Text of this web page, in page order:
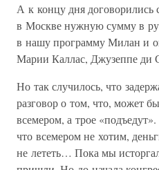
А к концу дня
в Москве нужную сумму в
в нашу программу Милан и
Марии Каллас, Джузеппе ди
Но так случилось, что
разговор о том, что, может
всемером, а трое
что всемером не хотим,
не лететь… Пока мы